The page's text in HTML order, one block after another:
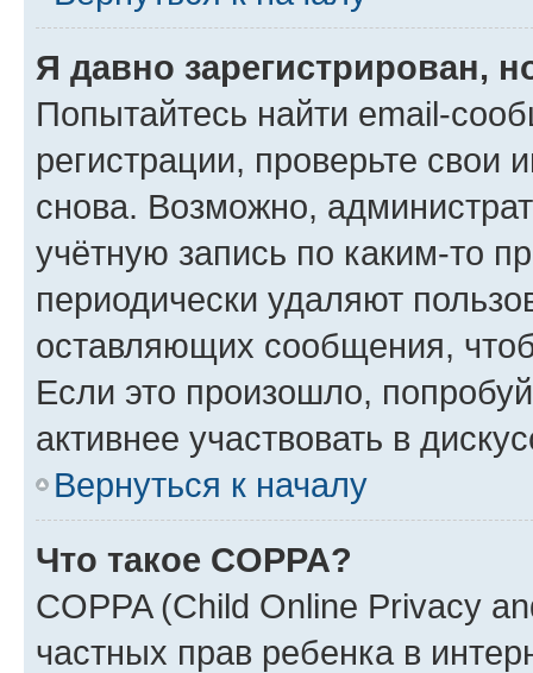
Я давно зарегистрирован,
Попытайтесь найти email-
регистрации, проверьте свои
снова. Возможно,
учётную запись по каким-то
периодически удаляют
оставляющих сообщения,
Если это произошло,
активнее участвовать в
Вернуться к началу
Что такое COPPA?
COPPA (Child Online Privacy
частных прав ребенка в